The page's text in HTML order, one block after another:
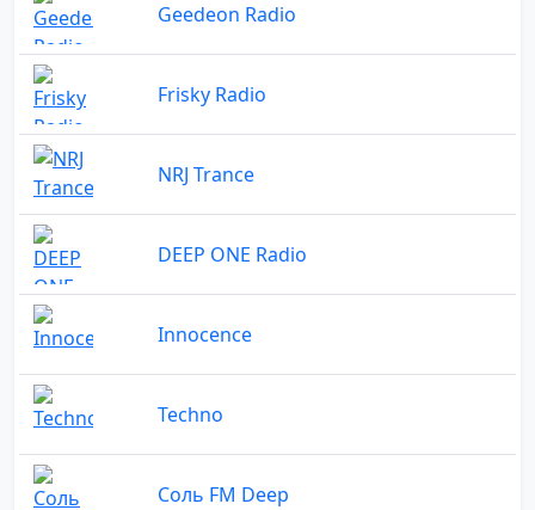
Geedeon Radio
Frisky Radio
NRJ Trance
DEEP ONE Radio
Innocence
Techno
Соль FM Deep